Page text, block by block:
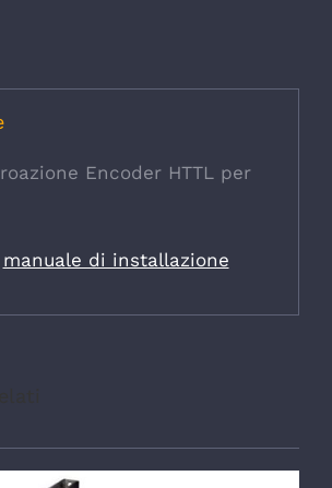
Encoder HTTL per
manuale di installazione